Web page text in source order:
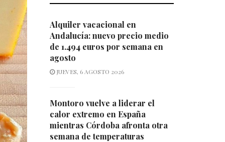
Alquiler vacacional en
Andalucía: nuevo precio medio
de 1.494 euros por semana en
agosto
JUEVES, 6 AGOSTO 2026
Montoro vuelve a liderar el
calor extremo en España
mientras Córdoba afronta otra
semana de temperaturas